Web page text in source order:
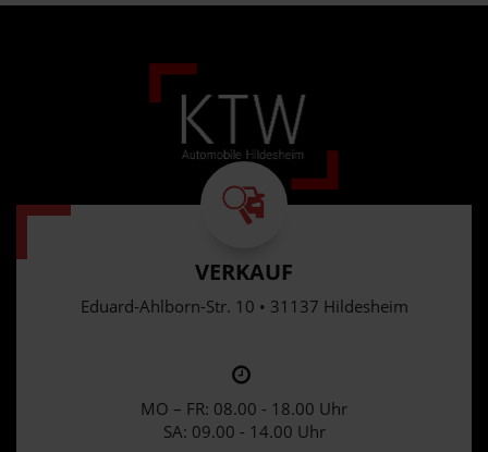
VERKAUF
Eduard-Ahlborn-Str. 10 • 31137 Hildesheim
MO – FR: 08.00 - 18.00 Uhr
SA: 09.00 - 14.00 Uhr